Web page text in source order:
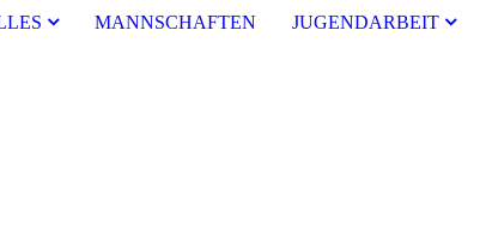
MANNSCHAFTEN JUGENDARBEIT